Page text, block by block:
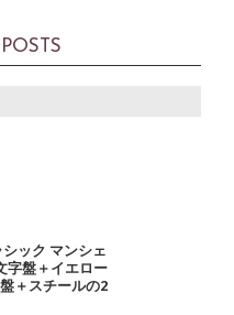
ック マンシェ
字盤＋イエロー
＋スチールの2